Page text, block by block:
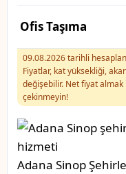
Ofis Taşıma
09.08.2026 tarihli
Fiyatlar, kat yüksekliği,
değişebilir. Net fiyat almak
çekinmeyin!
Adana Sinop